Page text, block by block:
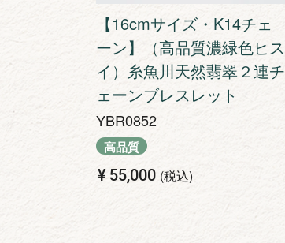
【16cmサイズ・K14チェ
ーン】（高品質濃緑色ヒス
イ）糸魚川天然翡翠２連チ
ェーンブレスレット
YBR0852
高品質
¥ 55,000 税込